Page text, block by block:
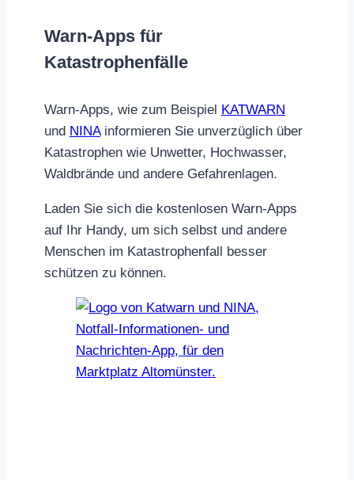
Warn-Apps für
Katastrophenfälle
Warn-Apps, wie zum Beispiel KATWARN
und NINAinformieren Sie unverzüglich über
Katastrophen wie Unwetter, Hochwasser,
Waldbrände und andere Gefahrenlagen.
Laden Sie sich die kostenlosen Warn-Apps
auf Ihr Handy, um sich selbst und andere
Menschen im Katastrophenfall besser
schützen zu können.